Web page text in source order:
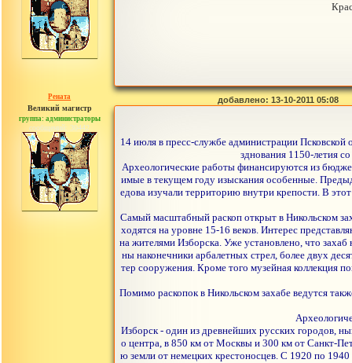
Рената
Великий магистр
группа: администраторы
сообщений: 30442
добавлено: 13-10-2011 05:08
14 июля в пресс-службе администрации Псковской
зднования 1150-летия
Археологические работы финансируются из
имые в текущем году изыскания особенные.
едова изучали территорию внутри крепости. В
Самый масштабный раскоп открыт в Никольском
ходятся на уровне 15-16 веков. Интерес
на жителями Изборска. Уже установлено, что
ны наконечники арбалетных стрел, более двух
тер сооружения. Кроме того музейная коллекция
Помимо раскопок в Никольском захабе ведутся
Изборск - один из древнейших русских городов,
о центра, в 850 км от Москвы и 300 км от Санкт-
ю земли от немецких крестоносцев. С 1920 по